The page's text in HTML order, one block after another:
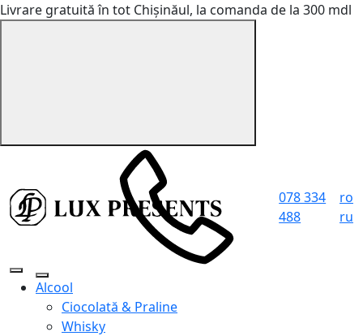
Livrare gratuită în tot Chișinăul, la comanda de la 300 mdl
078 334
488
ro
ru
Alcool
Ciocolată & Praline
Whisky